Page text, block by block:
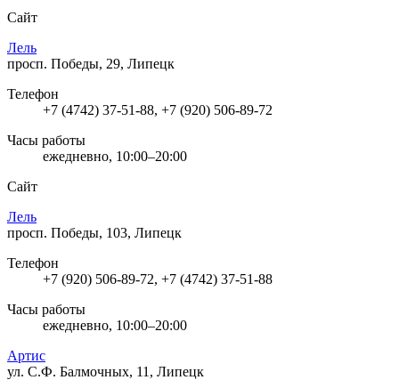
Сайт
Лель
просп. Победы, 29, Липецк
Телефон
+7 (4742) 37-51-88, +7 (920) 506-89-72
Часы работы
ежедневно, 10:00–20:00
Сайт
Лель
просп. Победы, 103, Липецк
Телефон
+7 (920) 506-89-72, +7 (4742) 37-51-88
Часы работы
ежедневно, 10:00–20:00
Артис
ул. С.Ф. Балмочных, 11, Липецк